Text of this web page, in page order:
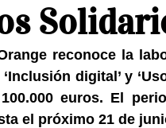
reconoce la
digital’ y
euros. El
el próximo 21 de